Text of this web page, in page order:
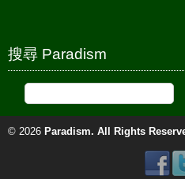
搜尋 Paradism
© 2026 Paradism. All Rights